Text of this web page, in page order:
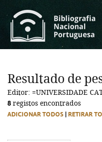
Resultado de
Editor: =UNIVERSIDADE
8 registos encontrados
ADICIONAR TODOS RETIRAR